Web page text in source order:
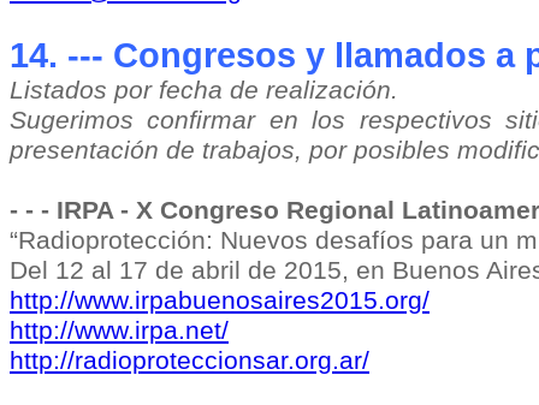
14. --- Congresos y llamados
Listados por fecha de realización.
Sugerimos confirmar en los respectivos
presentación de trabajos, por posibles
- - - IRPA - X Congreso Regional
“Radioprotección: Nuevos desafíos para un
Del 12 al 17 de abril de 2015, en Buenos
http://www.irpabuenosaires2015.org/
http://www.irpa.net/
http://radioproteccionsar.org.ar/